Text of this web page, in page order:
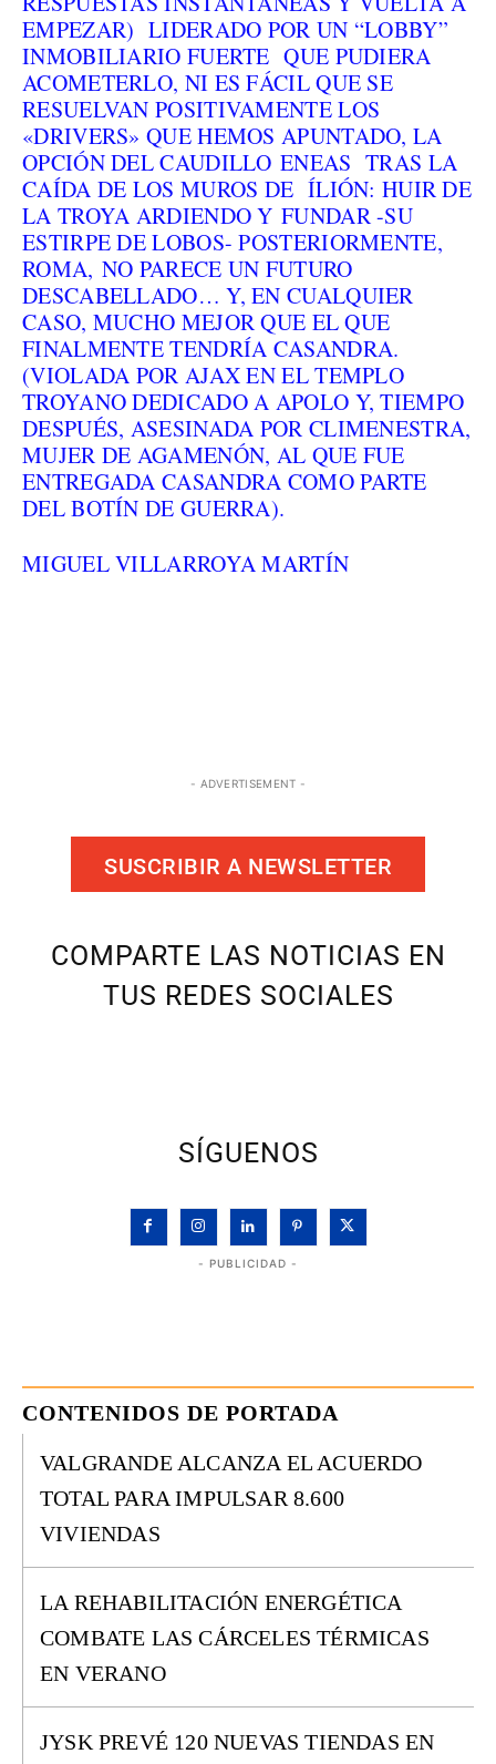
EMPEZAR) LIDERADO POR UN “LOBBY”
INMOBILIARIO FUERTE QUE PUDIERA
ACOMETERLO, NI ES FÁCIL QUE SE
RESUELVAN POSITIVAMENTE LOS
«DRIVERS» QUE HEMOS APUNTADO, LA
OPCIÓN DEL CAUDILLO ENEAS TRAS LA
CAÍDA DE LOS MUROS DE ÍLIÓN: HUIR DE
LA TROYA ARDIENDO Y FUNDAR -SU
ESTIRPE DE LOBOS- POSTERIORMENTE,
ROMA, NO PARECE UN FUTURO
DESCABELLADO… Y, EN CUALQUIER
CASO, MUCHO MEJOR QUE EL QUE
FINALMENTE TENDRÍA CASANDRA.
(VIOLADA POR AJAX EN EL TEMPLO
TROYANO DEDICADO A APOLO Y, TIEMPO
DESPUÉS, ASESINADA POR CLIMENESTRA,
MUJER DE AGAMENÓN, AL QUE FUE
ENTREGADA CASANDRA COMO PARTE
DEL BOTÍN DE GUERRA).
MIGUEL VILLARROYA MARTÍN
- ADVERTISEMENT -
SUSCRIBIR A NEWSLETTER
COMPARTE LAS NOTICIAS EN
TUS REDES SOCIALES
SÍGUENOS
- PUBLICIDAD -
CONTENIDOS DE PORTADA
VALGRANDE ALCANZA EL ACUERDO
TOTAL PARA IMPULSAR 8.600
VIVIENDAS
LA REHABILITACIÓN ENERGÉTICA
COMBATE LAS CÁRCELES TÉRMICAS
EN VERANO
JYSK PREVÉ 120 NUEVAS TIENDAS EN